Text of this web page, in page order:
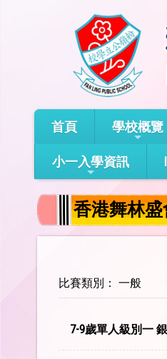
首頁 學校概覽
小一入學資訊
香港舞林盛
比賽類別： 一般
7-9歲單人級別一